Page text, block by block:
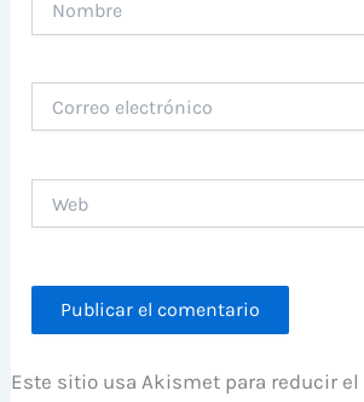
electrónico
Este sitio usa Akismet para reducir